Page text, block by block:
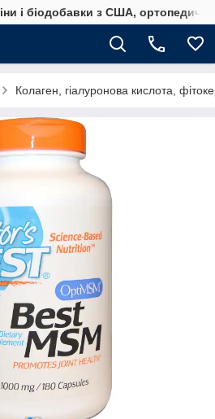
і біодобавки з США,
Колаген, гіалуронова кислота,